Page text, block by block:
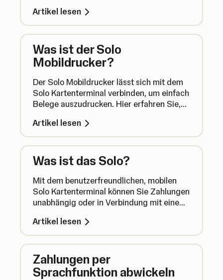
Artikel lesen
Was ist der Solo
Mobildrucker?
Der Solo Mobildrucker lässt sich mit dem
Solo Kartenterminal verbinden, um einfach
Belege auszudrucken. Hier erfahren Sie,
Artikel lesen
Was ist das Solo?
Mit dem benutzerfreundlichen, mobilen
Solo Kartenterminal können Sie Zahlungen
unabhängig oder in Verbindung mit einem
Artikel lesen
Zahlungen per
Sprachfunktion abwickeln